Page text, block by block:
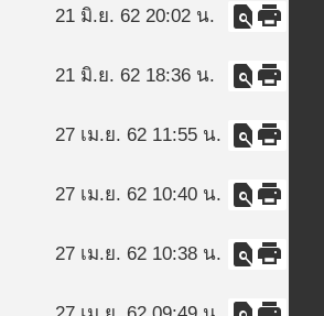
21 มิ.ย. 62 20:02 น. find_in_pageprint
21 มิ.ย. 62 18:36 น. find_in_pageprint
27 เม.ย. 62 11:55 น. find_in_pageprint
27 เม.ย. 62 10:40 น. find_in_pageprint
27 เม.ย. 62 10:38 น. find_in_pageprint